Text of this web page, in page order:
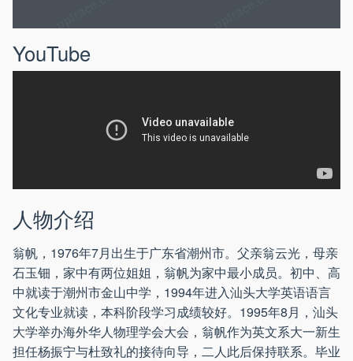
YouTube
人物介绍
翁帆，1976年7月出生于广东省潮州市。父亲翁云光，母亲
石玉钿，家中有两位姐姐，翁帆为家中最小成员。初中、高
中就读于潮州市金山中学，1994年进入汕头大学英语语言
文化专业就读，本科阶段学习成绩较好。1995年8月，汕头
大学举办海外华人物理学会大会，翁帆作为英文系大一新生
担任杨振宁与杜致礼的接待向导，二人此后保持联系。毕业